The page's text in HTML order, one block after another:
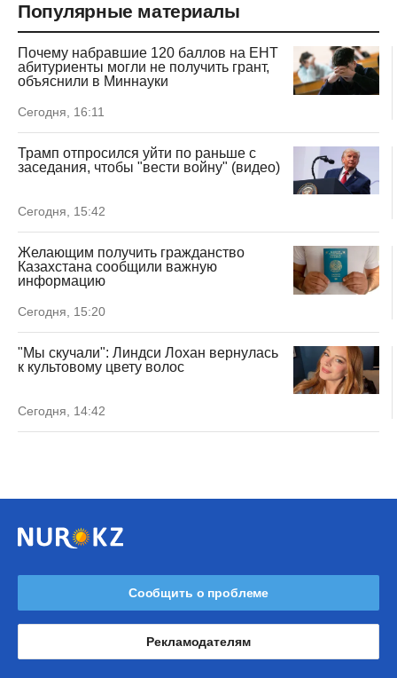
Популярные материалы
Почему набравшие 120 баллов на ЕНТ
абитуриенты могли не получить грант,
объяснили в Миннауки
Сегодня, 16:11
Трамп отпросился уйти по раньше с
заседания, чтобы "вести войну" (видео)
Сегодня, 15:42
Желающим получить гражданство
Казахстана сообщили важную
информацию
Сегодня, 15:20
"Мы скучали": Линдси Лохан вернулась
к культовому цвету волос
Сегодня, 14:42
Сообщить о проблеме
Рекламодателям